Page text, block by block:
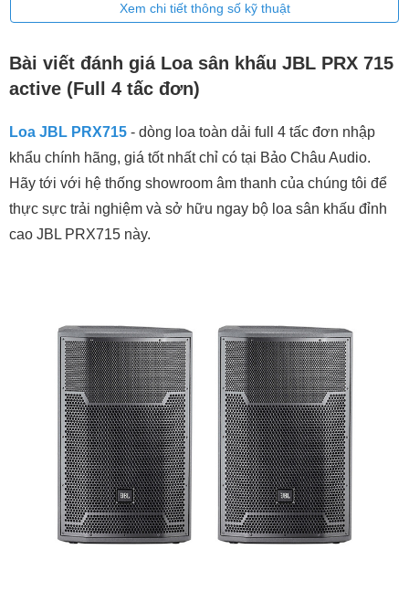
Xem chi tiết thông số kỹ thuật
Bài viết đánh giá Loa sân khấu JBL PRX 715
active (Full 4 tấc đơn)
Loa JBL PRX715 - dòng loa toàn dải full 4 tấc đơn nhập
khẩu chính hãng, giá tốt nhất chỉ có tại Bảo Châu Audio.
Hãy tới với hệ thống showroom âm thanh của chúng tôi để
thực sực trải nghiệm và sở hữu ngay bộ loa sân khấu đỉnh
cao JBL PRX715 này.